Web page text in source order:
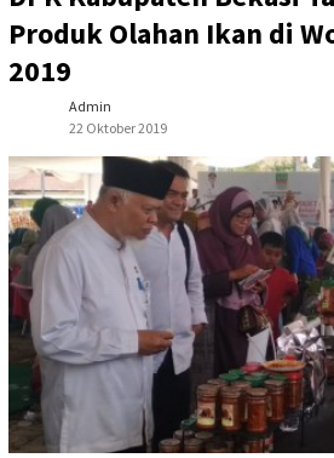
Produk Olahan Ikan di
2019
Admin
22 Oktober 2019